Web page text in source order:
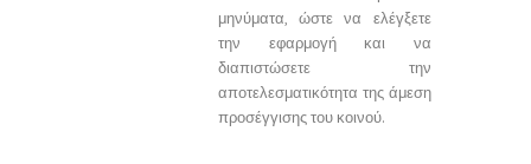
μηνύματα, ώστε να ελέγξετε
την εφαρμογή και να
διαπιστώσετε την
αποτελεσματικότητα της άμεση
προσέγγισης του κοινού.